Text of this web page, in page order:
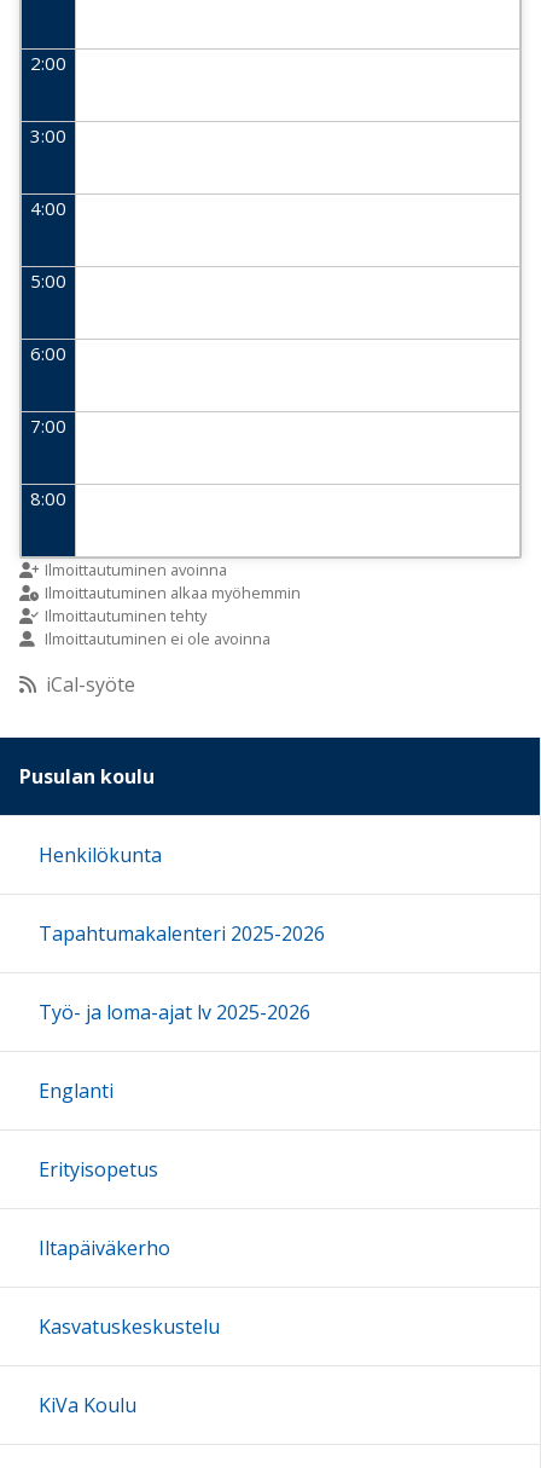
2:00
3:00
4:00
5:00
6:00
7:00
8:00
9:00
10:00
12:00
13:00
14:00
15:00
16:00
19:00
20:00
21:00
Ilmoittautuminen avoinna
Ilmoittautuminen alkaa myöhemmin
Ilmoittautuminen tehty
Ilmoittautuminen ei ole avoinna
iCal-syöte
Pusulan koulu
Henkilökunta
Tapahtumakalenteri 2025-2026
Työ- ja loma-ajat lv 2025-2026
Englanti
Erityisopetus
Iltapäiväkerho
Kasvatuskeskustelu
KiVa Koulu